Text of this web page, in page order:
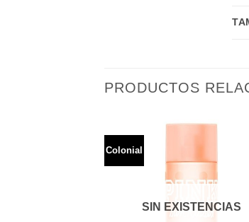
PRODUCTOS
Colonial
SIN EXISTENCIAS